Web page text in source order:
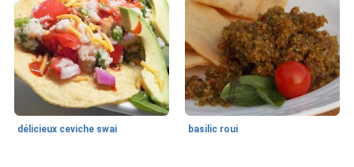
délicieux ceviche swai basilic roui